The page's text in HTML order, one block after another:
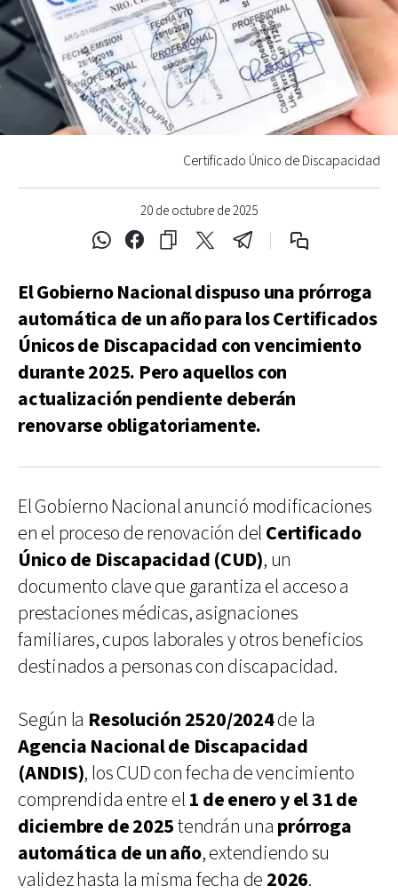
20 de octubre de 2025
Certificado Único de Discapacidad
El Gobierno Nacional dispuso una prórroga
automática de un año para los Certificados
Únicos de Discapacidad con vencimiento
durante 2025. Pero aquellos con
actualización pendiente deberán
renovarse obligatoriamente.
El Gobierno Nacional anunció modificaciones
en el proceso de renovación del Certificado
Único de Discapacidad (CUD), un
documento clave que garantiza el acceso a
prestaciones médicas, asignaciones
familiares, cupos laborales y otros beneficios
destinados a personas con discapacidad.
Según la Resolución 2520/2024de la
Agencia Nacional de Discapacidad
(ANDIS), los CUD con fecha de vencimiento
comprendida entre el 1 de enero y el 31 de
diciembre de 2025tendrán una prórroga
automática de un año, extendiendo su
validez hasta la misma fecha de 2026.